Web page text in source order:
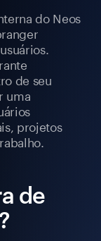
do Neos
de seu
uma
projetos
de